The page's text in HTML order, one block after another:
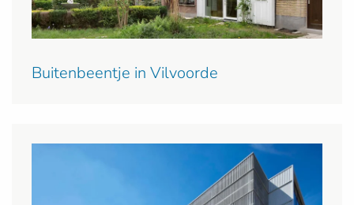
Buitenbeentje in Vilvoorde